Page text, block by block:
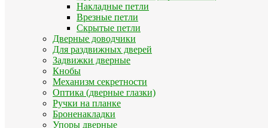
Накладные петли
Врезные петли
Скрытые петли
Дверные доводчики
Для раздвижных дверей
Задвижки дверные
Кнобы
Механизм секретности
Оптика (дверные глазки)
Ручки на планке
Броненакладки
Упоры дверные